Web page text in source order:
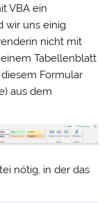
VBA ein
wir uns einig
nicht mit
Tabellenblatt
Formular
aus dem
nötig, in der das